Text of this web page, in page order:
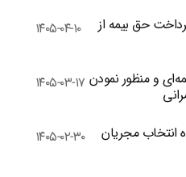
حق بیمه از
۱۴۰۵-۰۴-۱۰
و منظور نمودن ۱۴۰۵-۰۳-۱۷
مجریان
۱۴۰۵-۰۲-۳۰